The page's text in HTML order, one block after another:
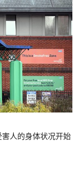
人的身体状况开始